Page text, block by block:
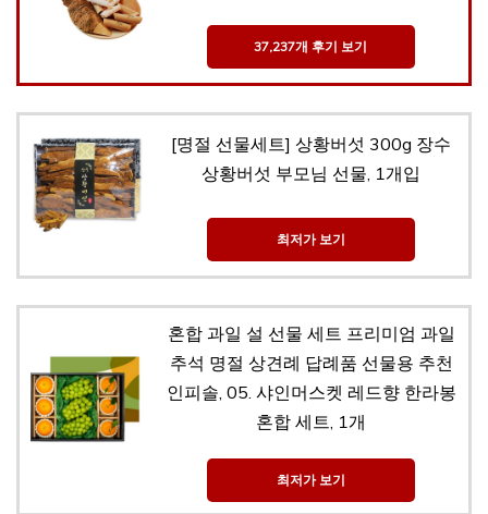
37,237개 후기 보기
[명절 선물세트] 상황버섯 300g 장수
상황버섯 부모님 선물, 1개입
최저가 보기
혼합 과일 설 선물 세트 프리미엄 과일
추석 명절 상견례 답례품 선물용 추천
인피솔, 05. 샤인머스켓 레드향 한라봉
혼합 세트, 1개
최저가 보기